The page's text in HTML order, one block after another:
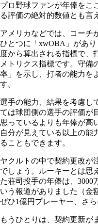
プロ野球ファンが年俸をこ
る評価の絶対的数値とも言
アメリカなどでは、コーチ
ひとつに「xwOBA」があ
度から算出される指標で、
メトリクス指標です。守備
率」を示し、打者の能力を
す。
選手の能力、結果を考慮し
ては球団側の選手の評価が
思っているよりも年俸が高
自分が見えている以上の能
ることもできます。
ヤクルトの中で契約更改が
でしょう。ルーキーとは思
た荘司投手の年俸は、3000
いう報道がありました（金
ぜひ1億円プレーヤー、さ
もうひとりは、契約更新が